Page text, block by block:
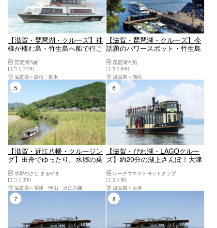
【滋賀・琵琶湖・クルーズ】神
様が棲む島・竹生島へ船で行こ
琵琶湖汽船
口コミ(119)
滋賀県
彦根・長浜
【滋賀・琵琶湖・クルーズ】今
話題のパワースポット・竹生島
琵琶湖汽船
口コミ(56)
滋賀県
湖西
【滋賀・近江八幡・クルージン
グ】田舟でゆったり。水郷の乗
水郷のさと まるやま
口コミ(26)
滋賀県
草津・守山・近江八幡
6位
【滋賀・びわ湖・LAGOクルー
ズ】約20分の湖上さんぽ！大津
レークウエストヨットクラブ
口コミ(6)
滋賀県
大津